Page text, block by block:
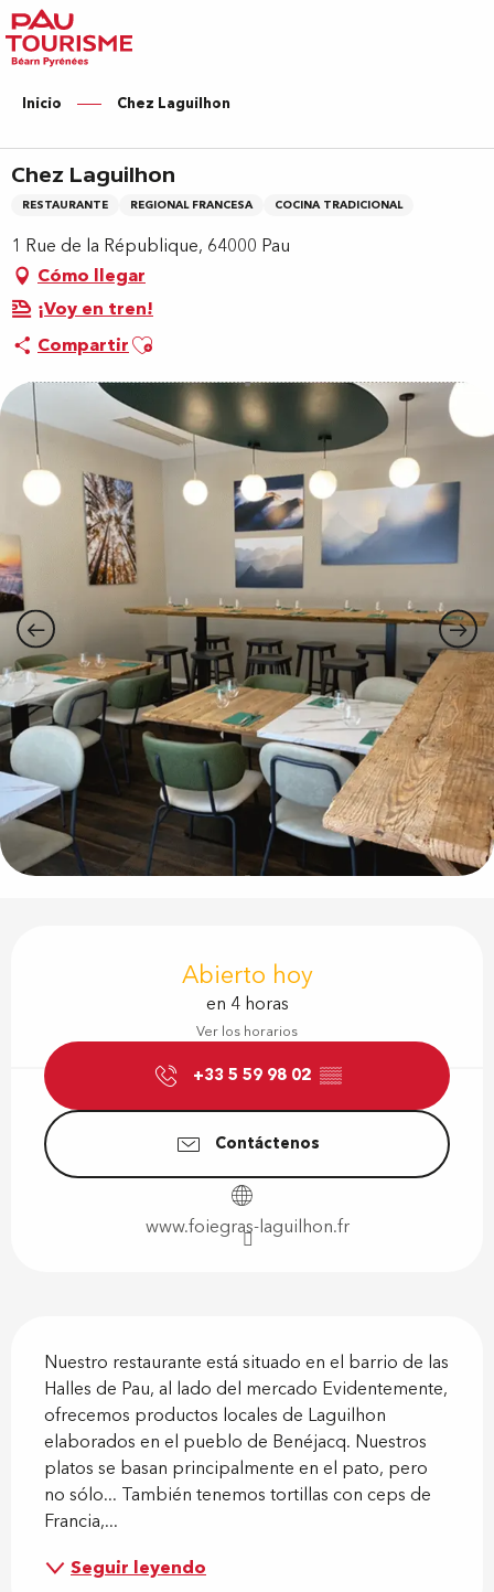
Aller
au
contenu
principal
Inicio Chez Laguilhon
Chez Laguilhon
RESTAURANTE REGIONAL FRANCESA COCINA TRADICIONAL
1 Rue de la République, 64000 Pau
Cómo llegar
¡Voy en tren!
CompartirAjouter aux favoris
Abierto hoy
en 4 horas
Ver los horarios
+33 5 59 98 02 ▒▒
Contáctenos
www.foiegras-laguilhon.fr
Nuestro restaurante está situado en el barrio de las
Halles de Pau, al lado del mercado Evidentemente,
ofrecemos productos locales de Laguilhon
elaborados en el pueblo de Benéjacq. Nuestros
platos se basan principalmente en el pato, pero
no sólo... También tenemos tortillas con ceps de
Francia,...
Seguir leyendo